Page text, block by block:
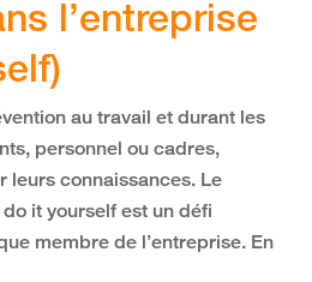
l’entreprise
au travail et durant les
personnel ou cadres,
leurs connaissances. Le
it yourself est un défi
membre de l’entreprise. En